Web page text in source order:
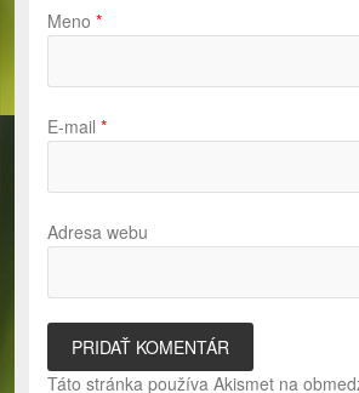
Meno *
E-mail *
Adresa webu
Táto stránka používa Akismet na